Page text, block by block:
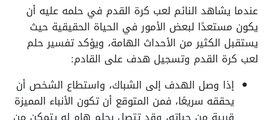
عندما يشاهد النائم لعب كرة القدم في حلمه عليه أن
يكون مستعدًا لبعض الأمور في الحياة الحقيقية حيث
يستقبل الكثير من الأحداث الهامة، ويؤكد تفسير حلم
لعب كرة القدم وتسجيل هدف على القادم:
إذا وصل الهدف إلى الشباك، واستطاع الشخص أن
يحققه سريعًا، فمن المتوقع أن تكون الأنباء المميزة